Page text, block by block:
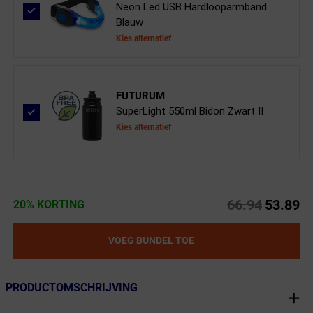
Neon Led USB Hardlooparmband
Blauw
Kies alternatief
FUTURUM
SuperLight 550ml Bidon Zwart II
Kies alternatief
20% KORTING 66.94 53.89
VOEG BUNDEL TOE
← Terug naar productnavigatie
PRODUCTOMSCHRIJVING